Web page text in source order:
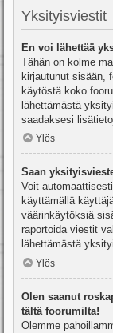
Yksityisviestit
En voi lähettää
Tähän on kolme
kirjautunut sisään,
käytöstä koko
lähettämästä
saadaksesi
Ylös
Saan
Voit
käyttämällä
väärinkäytöksiä
raportoida viestit
lähettämästä
Ylös
Olen saanut
tältä foorumilta!
Olemme